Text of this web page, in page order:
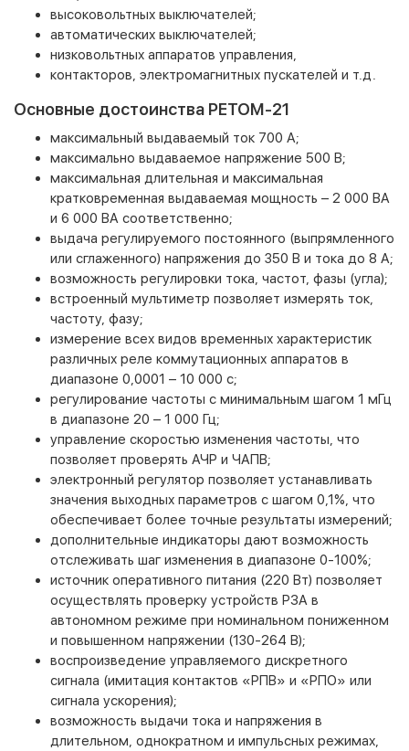
высоковольтных выключателей;
автоматических выключателей;
низковольтных аппаратов управления,
контакторов, электромагнитных пускателей и т.д.
Основные достоинства РЕТОМ-21
максимальный выдаваемый ток 700 А;
максимально выдаваемое напряжение 500 В;
максимальная длительная и максимальная
кратковременная выдаваемая мощность – 2 000 ВА
и 6 000 ВА соответственно;
выдача регулируемого постоянного (выпрямленного
или сглаженного) напряжения до 350 В и тока до 8 А;
возможность регулировки тока, частот, фазы (угла);
встроенный мультиметр позволяет измерять ток,
частоту, фазу;
измерение всех видов временных характеристик
различных реле коммутационных аппаратов в
диапазоне 0,0001 – 10 000 с;
регулирование частоты с минимальным шагом 1 мГц
в диапазоне 20 – 1 000 Гц;
управление скоростью изменения частоты, что
позволяет проверять АЧР и ЧАПВ;
электронный регулятор позволяет устанавливать
значения выходных параметров с шагом 0,1%, что
обеспечивает более точные результаты измерений;
дополнительные индикаторы дают возможность
отслеживать шаг изменения в диапазоне 0-100%;
источник оперативного питания (220 Вт) позволяет
осуществлять проверку устройств РЗА в
автономном режиме при номинальном пониженном
и повышенном напряжении (130-264 В);
воспроизведение управляемого дискретного
сигнала (имитация контактов «РПВ» и «РПО» или
сигнала ускорения);
возможность выдачи тока и напряжения в
длительном, однократном и импульсных режимах,